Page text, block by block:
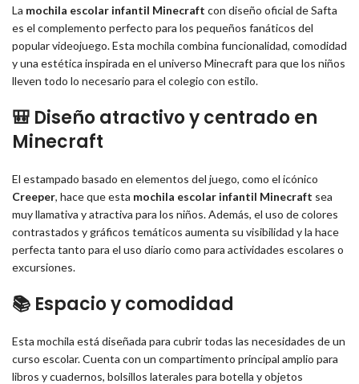
La mochila escolar infantil Minecraft con diseño oficial de Safta
es el complemento perfecto para los pequeños fanáticos del
popular videojuego. Esta mochila combina funcionalidad, comodidad
y una estética inspirada en el universo Minecraft para que los niños
lleven todo lo necesario para el colegio con estilo.
🎒 Diseño atractivo y centrado en
Minecraft
El estampado basado en elementos del juego, como el icónico
Creeper, hace que esta mochila escolar infantil Minecraft sea
muy llamativa y atractiva para los niños. Además, el uso de colores
contrastados y gráficos temáticos aumenta su visibilidad y la hace
perfecta tanto para el uso diario como para actividades escolares o
excursiones.
📚 Espacio y comodidad
Esta mochila está diseñada para cubrir todas las necesidades de un
curso escolar. Cuenta con un compartimento principal amplio para
libros y cuadernos, bolsillos laterales para botella y objetos